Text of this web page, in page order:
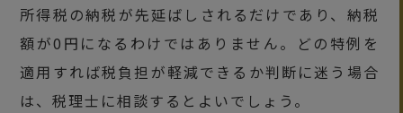
所得税の納税が先延ばしされるだけであり、納税
額が0円になるわけではありません。どの特例を
適用すれば税負担が軽減できるか判断に迷う場合
は、税理士に相談するとよいでしょう。